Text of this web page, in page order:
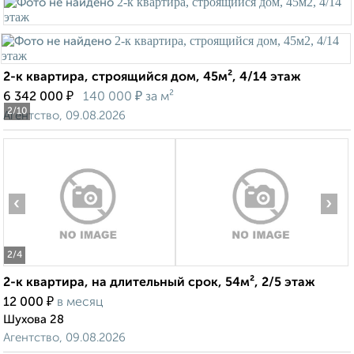
2/10
2-к квартира, строящийся дом, 45м², 4/14 этаж
6 342 000 ₽ 140 000 ₽ за м²
Агентство, 09.08.2026
2/4
‹ ›
2-к квартира, на длительный срок, 54м², 2/5 этаж
12 000 ₽ в месяц
Шухова 28
Агентство, 09.08.2026